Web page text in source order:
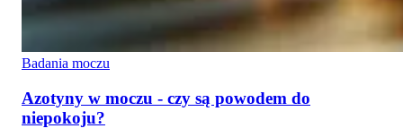
Badania moczu
Azotyny w moczu - czy są powodem do
niepokoju?